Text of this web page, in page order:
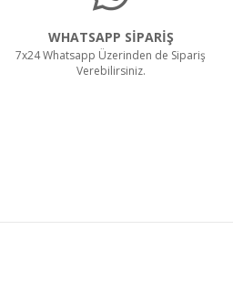
WHATSAPP SİPARİŞ
7x24 Whatsapp Üzerinden de Sipariş
Verebilirsiniz.